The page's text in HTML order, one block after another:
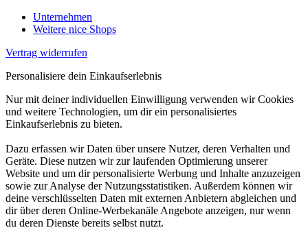
Unternehmen
Weitere nice Shops
Vertrag widerrufen
Personalisiere dein Einkaufserlebnis
Nur mit deiner individuellen Einwilligung verwenden wir Cookies
und weitere Technologien, um dir ein personalisiertes
Einkaufserlebnis zu bieten.
Dazu erfassen wir Daten über unsere Nutzer, deren Verhalten und
Geräte. Diese nutzen wir zur laufenden Optimierung unserer
Website und um dir personalisierte Werbung und Inhalte anzuzeigen
sowie zur Analyse der Nutzungsstatistiken. Außerdem können wir
deine verschlüsselten Daten mit externen Anbietern abgleichen und
dir über deren Online-Werbekanäle Angebote anzeigen, nur wenn
du deren Dienste bereits selbst nutzt.